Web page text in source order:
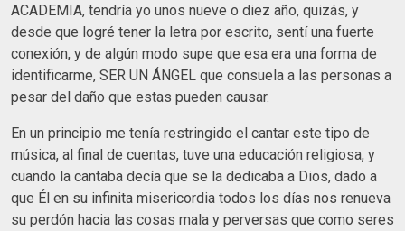
ACADEMIA, tendría yo unos nueve o diez año, quizás, y
desde que logré tener la letra por escrito, sentí una fuerte
conexión, y de algún modo supe que esa era una forma de
identificarme, SER UN ÁNGEL que consuela a las personas a
pesar del daño que estas pueden causar.
En un principio me tenía restringido el cantar este tipo de
música, al final de cuentas, tuve una educación religiosa, y
cuando la cantaba decía que se la dedicaba a Dios, dado a
que Él en su infinita misericordia todos los días nos renueva
su perdón hacia las cosas mala y perversas que como seres